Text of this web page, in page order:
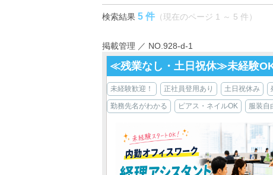
検索結果 5 件 （現在のページ 1 ～ 5 件）
掲載管理 ／ NO.928-d-1
≪残業なし・土日祝休≫未経験
未経験歓迎！ 正社員登用あり 土日祝休み
勤務先名がわかる ピアス・ネイルOK 服装自